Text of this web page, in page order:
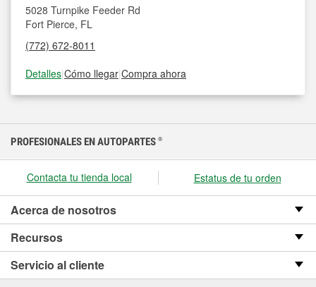
5028 Turnpike Feeder Rd
Fort Pierce, FL
(772) 672-8011
Detalles|Cómo llegar|Compra ahora
PROFESIONALES EN AUTOPARTES ®
Contacta tu tienda local Estatus de tu orden
Acerca de nosotros
Recursos
Servicio al cliente